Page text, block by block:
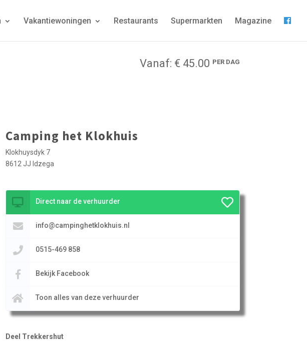
Vakantiewoningen Restaurants Supermarkten Magazine
Vanaf: € 45.00 PER DAG
Camping het Klokhuis
Klokhuysdyk 7
8612 JJ Idzega
Direct naar de verhuurder
info@campinghetklokhuis.nl
0515-469 858
Bekijk Facebook
Toon alles van deze verhuurder
Deel Trekkershut